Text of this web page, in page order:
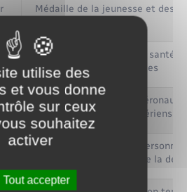
Médaille de la jeunesse et des
Médaille d'honneur de la santé
affaires sociales
Médaille d'honneur de
des transports aériens
Médaille d'honneur au
relevant du ministère de la
utilise des
et vous donne
sur ceux
souhaitez
activer
Tout accepter